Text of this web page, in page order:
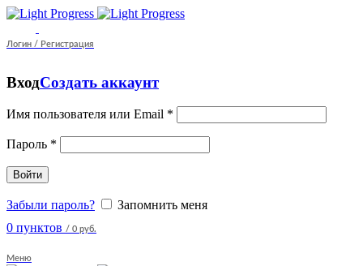
Логин / Регистрация
ВходСоздать аккаунт
Имя пользователя или Email *
Пароль *
Войти
Забыли пароль?
Запомнить меня
0 пунктов / 0 руб.
Меню